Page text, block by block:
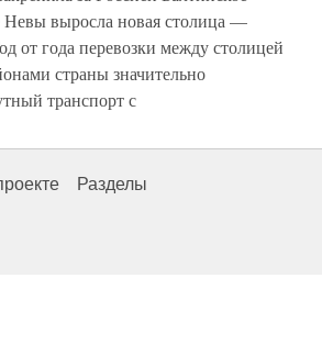
Невы выросла новая столица —
от года перевозки между столицей
страны значительно
транспорт с
Разделы